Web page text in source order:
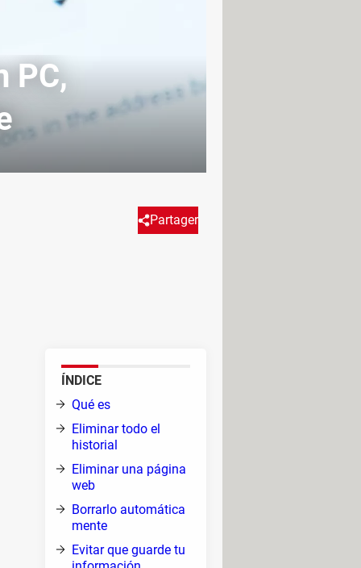
PC,
Partager
web que visitas mientras lo
provocando un momento
ÍNDICE
Qué es
Eliminar todo el
historial
Eliminar una página
web
Borrarlo automática
mente
Evitar que guarde tu